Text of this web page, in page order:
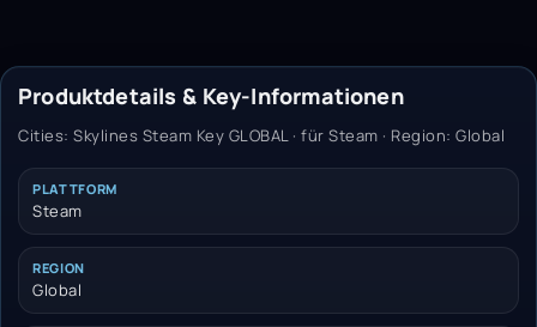
Produktdetails & Key-Informationen
Cities: Skylines Steam Key GLOBAL · für Steam · Region: Global
PLATTFORM
Steam
REGION
Global